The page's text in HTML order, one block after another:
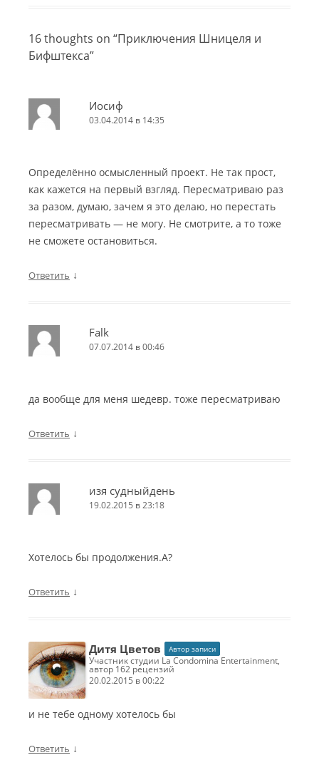
16 thoughts on “Приключения Шницеля и
Бифштекса”
Иосиф
03.04.2014 в 14:35
Определённо осмысленный проект. Не так прост,
как кажется на первый взгляд. Пересматриваю раз
за разом, думаю, зачем я это делаю, но перестать
пересматривать — не могу. Не смотрите, а то тоже
не сможете остановиться.
Ответить ↓
Falk
07.07.2014 в 00:46
да вообще для меня шедевр. тоже пересматриваю
Ответить ↓
изя судныйдень
19.02.2015 в 23:18
Хотелось бы продолжения.А?
Ответить ↓
Дитя Цветов Автор записи
участник студии La Condomina Entertainment,
автор 162 рецензий
20.02.2015 в 00:22
и не тебе одному хотелось бы
Ответить ↓